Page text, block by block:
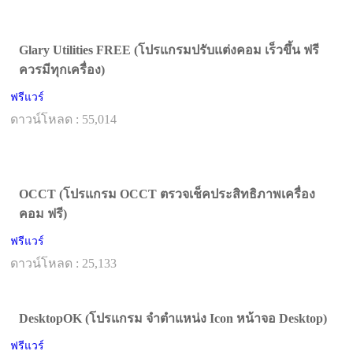
Glary Utilities FREE (โปรแกรมปรับแต่งคอม เร็วขึ้น ฟรี
ควรมีทุกเครื่อง)
ฟรีแวร์
ดาวน์โหลด : 55,014
OCCT (โปรแกรม OCCT ตรวจเช็คประสิทธิภาพเครื่อง
คอม ฟรี)
ฟรีแวร์
ดาวน์โหลด : 25,133
DesktopOK (โปรแกรม จำตำแหน่ง Icon หน้าจอ Desktop)
ฟรีแวร์